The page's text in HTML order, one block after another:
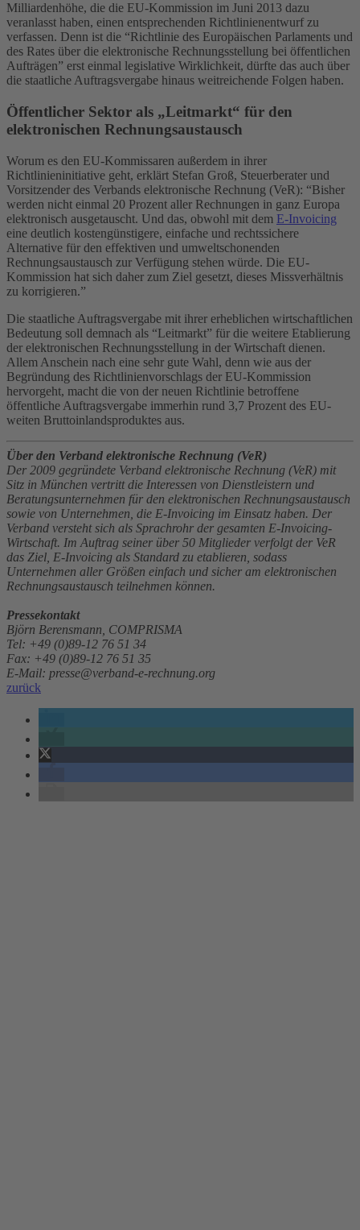
Milliardenhöhe, die die EU-Kommission im Juni 2013 dazu
veranlasst haben, einen entsprechenden Richtlinienentwurf zu
verfassen. Denn ist die “Richtlinie des Europäischen Parlaments und
des Rates über die elektronische Rechnungsstellung bei öffentlichen
Aufträgen” erst einmal legislative Wirklichkeit, dürfte das auch über
die staatliche Auftragsvergabe hinaus weitreichende Folgen haben.
Öffentlicher Sektor als „Leitmarkt“ für den
elektronischen Rechnungsaustausch
Worum es den EU-Kommissaren außerdem in ihrer
Richtlinieninitiative geht, erklärt Stefan Groß, Steuerberater und
Vorsitzender des Verbands elektronische Rechnung (VeR): “Bisher
werden nicht einmal 20 Prozent aller Rechnungen in ganz Europa
elektronisch ausgetauscht. Und das, obwohl mit dem E-Invoicing
eine deutlich kostengünstigere, einfache und rechtssichere
Alternative für den effektiven und umweltschonenden
Rechnungsaustausch zur Verfügung stehen würde. Die EU-
Kommission hat sich daher zum Ziel gesetzt, dieses Missverhältnis
zu korrigieren.”
Die staatliche Auftragsvergabe mit ihrer erheblichen wirtschaftlichen
Bedeutung soll demnach als “Leitmarkt” für die weitere Etablierung
der elektronischen Rechnungsstellung in der Wirtschaft dienen.
Allem Anschein nach eine sehr gute Wahl, denn wie aus der
Begründung des Richtlinienvorschlags der EU-Kommission
hervorgeht, macht die von der neuen Richtlinie betroffene
öffentliche Auftragsvergabe immerhin rund 3,7 Prozent des EU-
weiten Bruttoinlandsproduktes aus.
Über den Verband elektronische Rechnung (VeR)
Der 2009 gegründete Verband elektronische Rechnung (VeR) mit
Sitz in München vertritt die Interessen von Dienstleistern und
Beratungsunternehmen für den elektronischen Rechnungsaustausch
sowie von Unternehmen, die E-Invoicing im Einsatz haben. Der
Verband versteht sich als Sprachrohr der gesamten E-Invoicing-
Wirtschaft. Im Auftrag seiner über 50 Mitglieder verfolgt der VeR
das Ziel, E-Invoicing als Standard zu etablieren, sodass
Unternehmen aller Größen einfach und sicher am elektronischen
Rechnungsaustausch teilnehmen können.
Pressekontakt
Björn Berensmann, COMPRISMA
Tel: +49 (0)89-12 76 51 34
Fax: +49 (0)89-12 76 51 35
E-Mail: presse@verband-e-rechnung.org
zurück